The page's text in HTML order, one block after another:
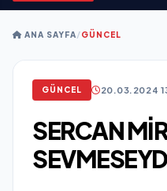
ANA SAYFA/GÜNCEL
GÜNCEL 20.03.2024
SERCAN MİR